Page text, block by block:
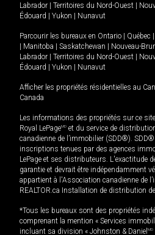
Labrador
Territoires du Nord-Ouest
Édouard
Yukon Nunavut
Parcourir les bureaux en Ontario Québec
Manitoba Saskatchewan Nouveau-
Labrador
Territoires du Nord-Ouest
Édouard
Yukon Nunavut
Afficher les propriétés résidentielles au
Canada
Les informations des propriétés sur ce
Royal LePageMD et du service de
canadienne de l’immobilier (SDD®). SDD®
inscriptions tenues par des agences
LePage et ses distributeurs. L'exactitude
garantie et devrait être indépendamment
appartient à l'Association canadienne de
REALTOR.ca Installation de distribution
*Tous les bureaux sont des propriétés
comprenant la mention « Services
incluant sa division « Johnston & Daniel MD